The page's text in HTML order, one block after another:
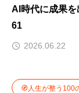
AI時代に成果
61
2026.06.22
🧭人生が整う100